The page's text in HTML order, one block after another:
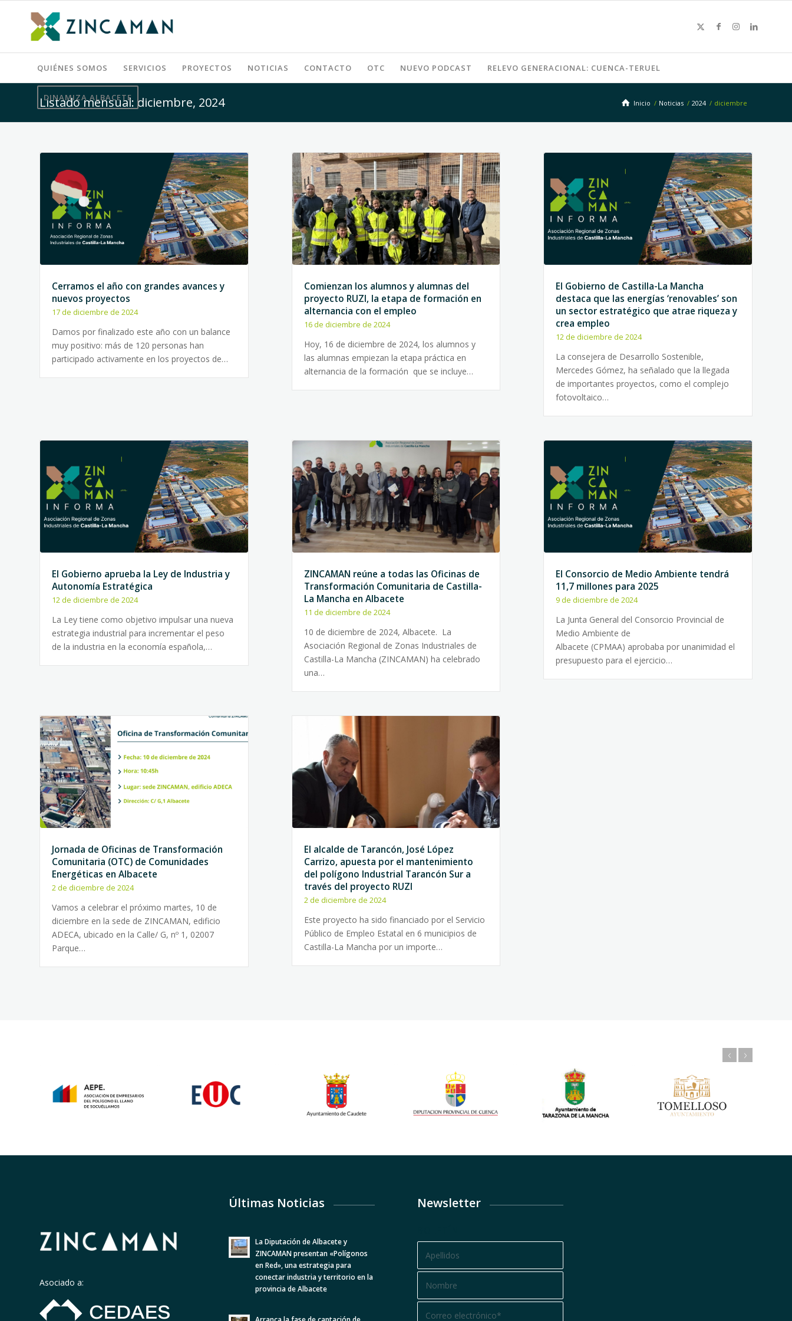
QUIÉNES SOMOS SERVICIOS PROYECTOS NOTICIAS CONTACTO OTC NUEVO PODCAST RELEVO GENERACIONAL: CUENCA-TERUEL
DINAMIZA ALBACETE
Listado mensual: diciembre, 2024 Inicio / Noticias / 2024 / diciembre
Cerramos el año con grandes avances y
nuevos proyectos
17 de diciembre de 2024
Damos por finalizado este año con un balance
muy positivo: más de 120 personas han
participado activamente en los proyectos de…
Comienzan los alumnos y alumnas del
proyecto RUZI, la etapa de formación en
alternancia con el empleo
16 de diciembre de 2024
Hoy, 16 de diciembre de 2024, los alumnos y
las alumnas empiezan la etapa práctica en
alternancia de la formación que se incluye…
El Gobierno de Castilla-La Mancha
destaca que las energías ‘renovables’ son
un sector estratégico que atrae riqueza y
crea empleo
12 de diciembre de 2024
La consejera de Desarrollo Sostenible,
Mercedes Gómez, ha señalado que la llegada
de importantes proyectos, como el complejo
fotovoltaico…
El Gobierno aprueba la Ley de Industria y
Autonomía Estratégica
12 de diciembre de 2024
La Ley tiene como objetivo impulsar una nueva
estrategia industrial para incrementar el peso
de la industria en la economía española,…
ZINCAMAN reúne a todas las Oficinas de
Transformación Comunitaria de Castilla-
La Mancha en Albacete
11 de diciembre de 2024
10 de diciembre de 2024, Albacete. La
Asociación Regional de Zonas Industriales de
Castilla-La Mancha (ZINCAMAN) ha celebrado
una…
El Consorcio de Medio Ambiente tendrá
11,7 millones para 2025
9 de diciembre de 2024
La Junta General del Consorcio Provincial de
Medio Ambiente de
Albacete (CPMAA) aprobaba por unanimidad el
presupuesto para el ejercicio…
Jornada de Oficinas de Transformación
Comunitaria (OTC) de Comunidades
Energéticas en Albacete
2 de diciembre de 2024
Vamos a celebrar el próximo martes, 10 de
diciembre en la sede de ZINCAMAN, edificio
ADECA, ubicado en la Calle/ G, nº 1, 02007
Parque…
El alcalde de Tarancón, José López
Carrizo, apuesta por el mantenimiento
del polígono Industrial Tarancón Sur a
través del proyecto RUZI
2 de diciembre de 2024
Este proyecto ha sido financiado por el Servicio
Público de Empleo Estatal en 6 municipios de
Castilla-La Mancha por un importe…
Asociado a:
Últimas Noticias
La Diputación de Albacete y
ZINCAMAN presentan «Polígonos
en Red», una estrategia para
conectar industria y territorio en la
provincia de Albacete
Newsletter